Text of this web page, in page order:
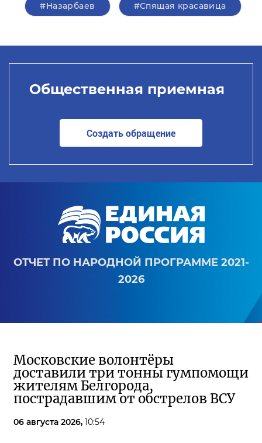
#Назарбаев #Спящая красавица
Общественная приемная
Создать обращение
ОТЧЕТ ПО НАРОДНОЙ ПРОГРАММЕ 2021-
2026
Московские волонтёры
доставили три тонны гумпомощи
жителям Белгорода,
пострадавшим от обстрелов ВСУ
06 августа 2026, 10:54